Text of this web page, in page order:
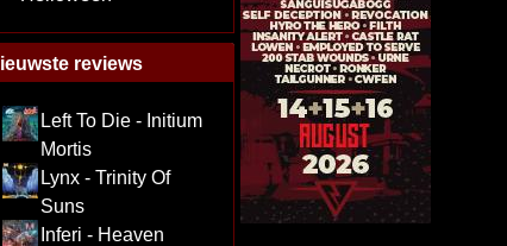
reviews
Left To Die - Initium
Mortis
Lynx - Trinity Of
Suns
Inferi - Heaven